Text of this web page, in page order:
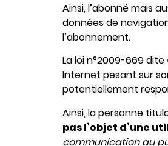
Ainsi, l’abonné mais
données de
l’abonnement.
La loi n°2009-669 dite
Internet pesant sur
potentiellement
Ainsi, la personne
pas l’objet d’une
communication au